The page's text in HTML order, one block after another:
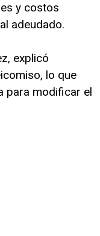
y costos
adeudado.
explicó
lo que
para modificar el